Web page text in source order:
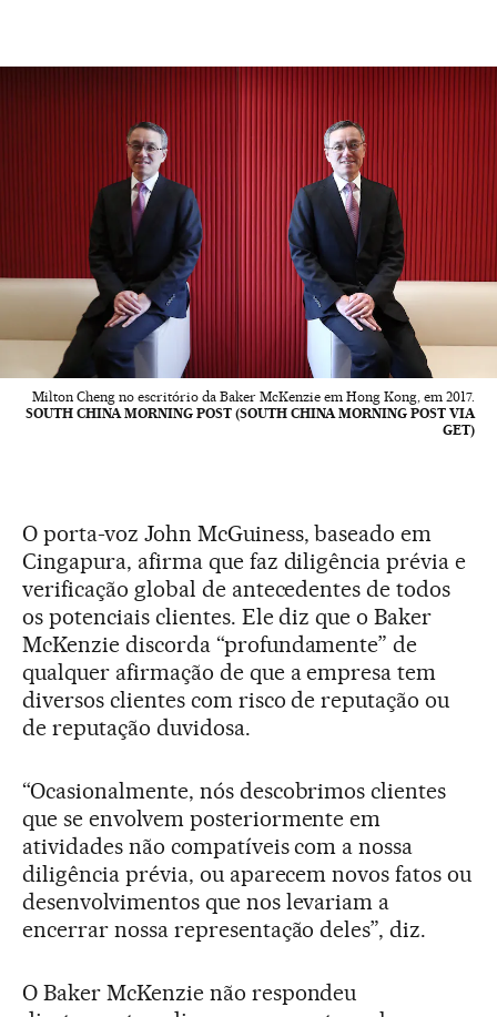
Milton Cheng no escritório da Baker McKenzie em Hong Kong, em 2017.
SOUTH CHINA MORNING POST (SOUTH CHINA MORNING POST VIA
GET)
O porta-voz John McGuiness, baseado em
Cingapura, afirma que faz diligência prévia e
verificação global de antecedentes de todos
os potenciais clientes. Ele diz que o Baker
McKenzie discorda “profundamente” de
qualquer afirmação de que a empresa tem
diversos clientes com risco de reputação ou
de reputação duvidosa.
“Ocasionalmente, nós descobrimos clientes
que se envolvem posteriormente em
atividades não compatíveis com a nossa
diligência prévia, ou aparecem novos fatos ou
desenvolvimentos que nos levariam a
encerrar nossa representação deles”, diz.
O Baker McKenzie não respondeu